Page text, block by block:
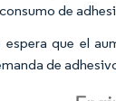
de
espera que el
de